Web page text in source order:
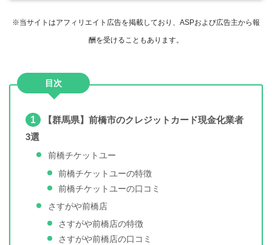
※当サイトはアフィリエイト広告を掲載しており、ASPおよび広告主から報
酬を受けることもあります。
目次
1
【群馬県】前橋市のクレジットカード現金化業者
3選
前橋チケットユー
前橋チケットユーの特徴
前橋チケットユーの口コミ
さすがや前橋店
さすがや前橋店の特徴
さすがや前橋店の口コミ